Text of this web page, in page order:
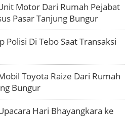
Motor Dari Rumah Pejabat
Pasar Tanjung Bungur
Polisi Di Tebo Saat Transaksi
Toyota Raize Dari Rumah
Bungur
Hari Bhayangkara ke